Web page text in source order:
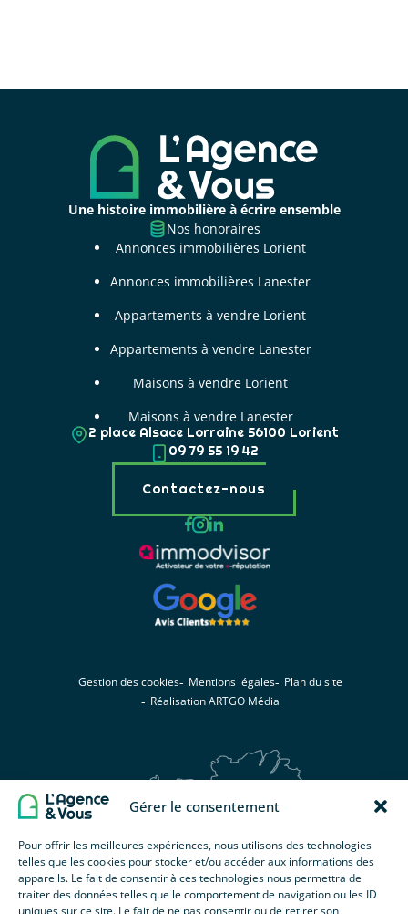
Gérer le consentement
Pour offrir les meilleures expériences, nous utilisons des technologies
telles que les cookies pour stocker et/ou accéder aux informations des
appareils. Le fait de consentir à ces technologies nous permettra de
traiter des données telles que le comportement de navigation ou les ID
uniques sur ce site. Le fait de ne pas consentir ou de retirer son
Une histoire immobilière à écrire ensemble
Nos honoraires
Annonces immobilières Lorient
Annonces immobilières Lanester
Appartements à vendre Lorient
Appartements à vendre Lanester
Maisons à vendre Lorient
Maisons à vendre Lanester
2 place Alsace Lorraine 56100 Lorient
09 79 55 19 42
Contactez-nous
Gestion des cookies Mentions légales
Plan du site
Réalisation ARTGO Média